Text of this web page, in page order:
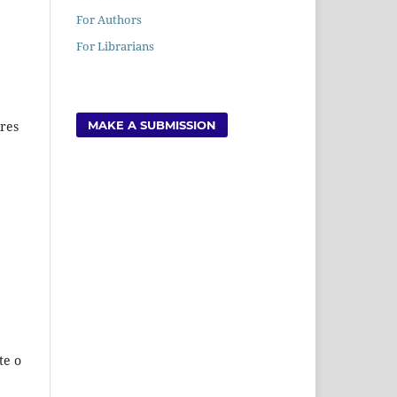
o
For Authors
For Librarians
MAKE A SUBMISSION